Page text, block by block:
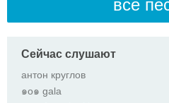
все
Сейчас слушают
антон круглов
๑о๑ gala